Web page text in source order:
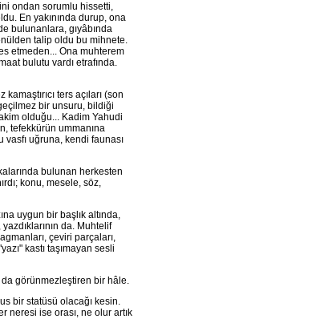
ondan sorumlu hissetti,
En yakınında durup, ona
bulunanlara, gıyâbında
talip oldu bu mihnete.
etmeden... Ona muhterem
bulutu vardı etrafında.
ters açıları (son
bir unsuru, bildiği
olduğu... Kadim Yahudi
tefekkürün ummanına
vasfı uğruna, kendi faunası
bulunan herkesten
konu, mesele, söz,
uygun bir başlık altında,
da. Muhtelif
çeviri parçaları,
kastı taşımayan sesli
da görünmezleştiren bir hâle.
bir statüsü olacağı kesin.
neresi ise orası, ne olur artık